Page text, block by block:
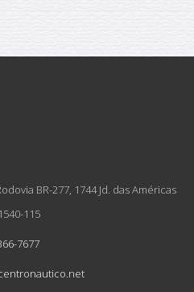
BR-277, 1744 Jd. das Américas
115
7677